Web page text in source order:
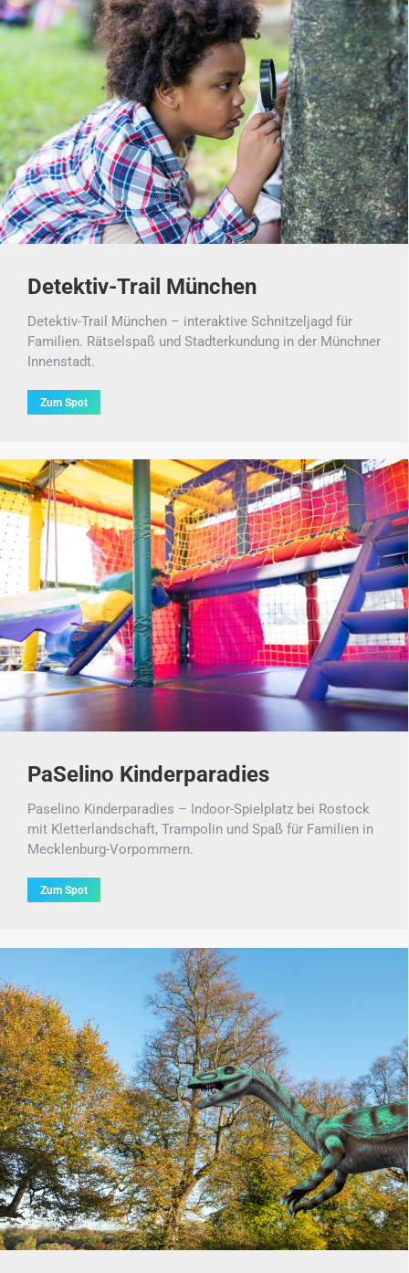
Detektiv-Trail München
Detektiv-Trail München – interaktive Schnitzeljagd für
Familien. Rätselspaß und Stadterkundung in der Münchner
Innenstadt.
Zum Spot
PaSelino Kinderparadies
Paselino Kinderparadies – Indoor-Spielplatz bei Rostock
mit Kletterlandschaft, Trampolin und Spaß für Familien in
Mecklenburg-Vorpommern.
Zum Spot